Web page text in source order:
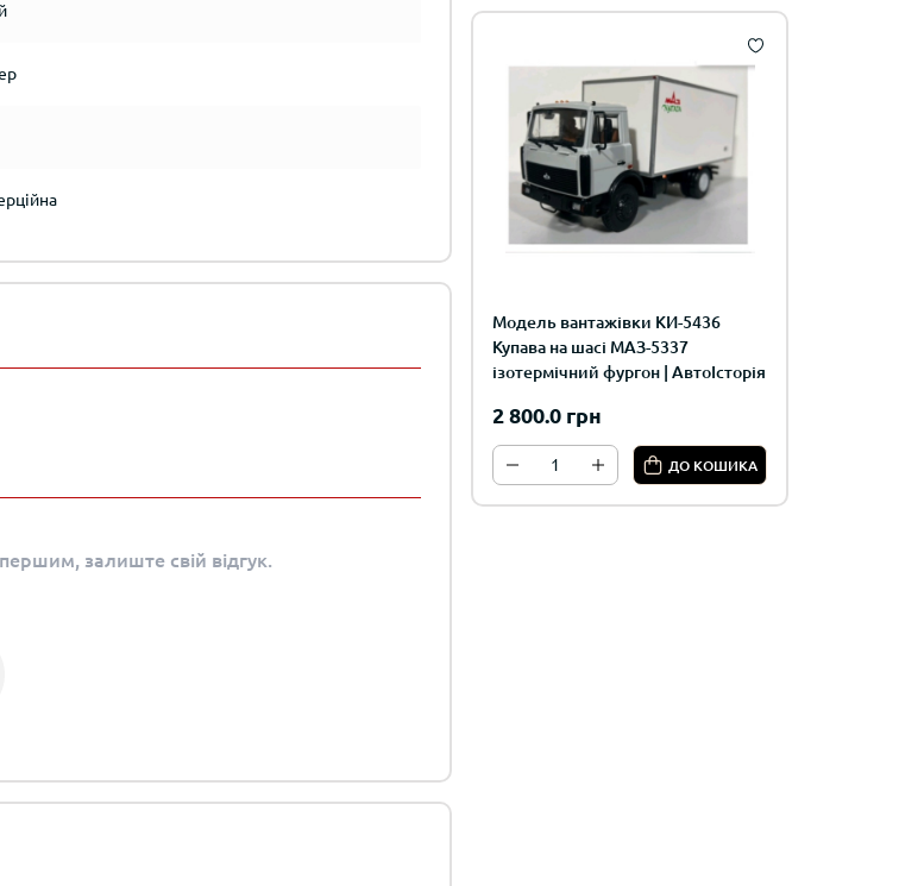
Модель вантажівки КИ-5436
Купава на шасі МАЗ-5337
ізотермічний фургон | АвтоІсторія
2 800.0 грн
ДО КОШИКА
залиште свій відгук.